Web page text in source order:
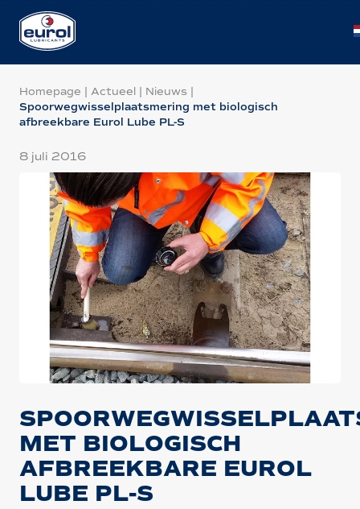
Homepage | Actueel | Nieuws |
Spoorwegwisselplaatsmering met biologisch
afbreekbare Eurol Lube PL-S
8 juli 2016
MET BIOLOGISCH
AFBREEKBARE EUROL
LUBE PL-S